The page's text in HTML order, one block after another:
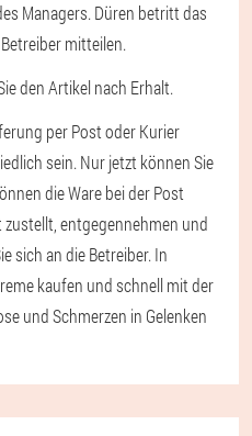
Managers. Düren betritt das
mitteilen.
den Artikel nach Erhalt.
per Post oder Kurier
sein. Nur jetzt können Sie
die Ware bei der Post
zustellt, entgegennehmen und
sich an die Betreiber. In
kaufen und schnell mit der
und Schmerzen in Gelenken